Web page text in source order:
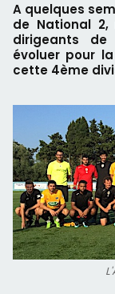
A quelques
de National
dirigeants de
évoluer pour
cette 4ème